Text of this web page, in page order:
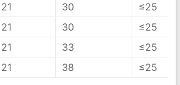
21 30
≤25
21 30
≤25
21 33
≤25
21 38 ≤25